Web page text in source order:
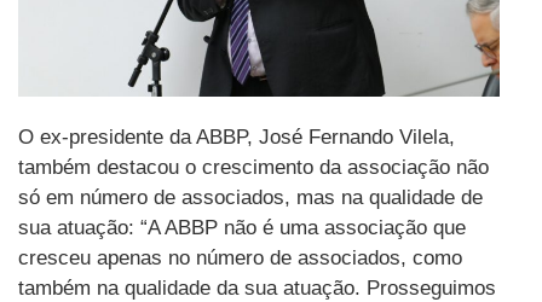
O ex-presidente da ABBP, José Fernando Vilela,
também destacou o crescimento da associação não
só em número de associados, mas na qualidade de
sua atuação: “A ABBP não é uma associação que
cresceu apenas no número de associados, como
também na qualidade da sua atuação. Prosseguimos